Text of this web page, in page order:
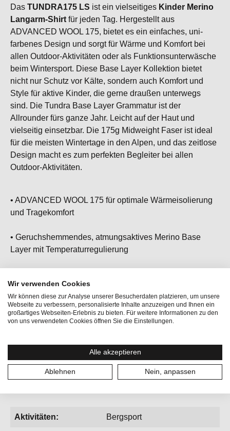
Das TUNDRA175 LS ist ein vielseitiges Kinder Merino
Langarm-Shirt für jeden Tag. Hergestellt aus
ADVANCED WOOL 175, bietet es ein einfaches, uni-
farbenes Design und sorgt für Wärme und Komfort bei
allen Outdoor-Aktivitäten oder als Funktionsunterwäsche
beim Wintersport. Diese Base Layer Kollektion bietet
nicht nur Schutz vor Kälte, sondern auch Komfort und
Style für aktive Kinder, die gerne draußen unterwegs
sind. Die Tundra Base Layer Grammatur ist der
Allrounder fürs ganze Jahr. Leicht auf der Haut und
vielseitig einsetzbar. Die 175g Midweight Faser ist ideal
für die meisten Wintertage in den Alpen, und das zeitlose
Design macht es zum perfekten Begleiter bei allen
Outdoor-Aktivitäten.
• ADVANCED WOOL 175 für optimale Wärmeisolierung
und Tragekomfort
• Geruchshemmendes, atmungsaktives Merino Base
Layer mit Temperaturregulierung
• Verstärkte Ärmel für optimalen Sitz, ohne zu verrutschen
• Unser Baselayer Allrounder, besonders
Aktivitäten: Bergsport
Wir verwenden Cookies
Wir können diese zur Analyse unserer Besucherdaten platzieren, um unsere
Webseite zu verbessern, personalisierte Inhalte anzuzeigen und Ihnen ein
großartiges Webseiten-Erlebnis zu bieten. Für weitere Informationen zu den
von uns verwendeten Cookies öffnen Sie die Einstellungen.
Alle akzeptieren
Ablehnen Nein, anpassen